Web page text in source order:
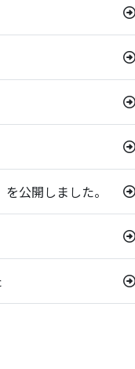
公開しました。